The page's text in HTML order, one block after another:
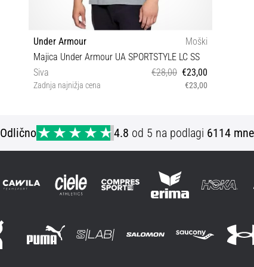
Under Armour
Moški
Majica Under Armour UA SPORTSTYLE LC SS
Siva
€28,00 €23,00
Zadnja najnižja cena €23,00
Odlično 4.8 od 5 na podlagi 6114